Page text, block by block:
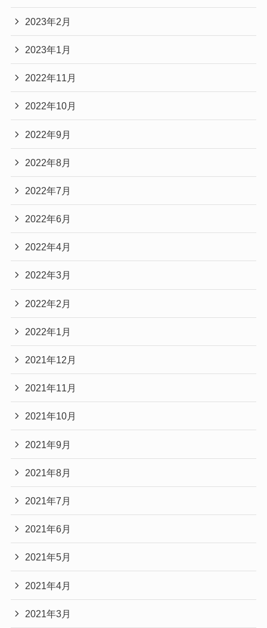
2023年2月
2023年1月
2022年11月
2022年10月
2022年9月
2022年8月
2022年7月
2022年6月
2022年4月
2022年3月
2022年2月
2022年1月
2021年12月
2021年11月
2021年10月
2021年9月
2021年8月
2021年7月
2021年6月
2021年5月
2021年4月
2021年3月